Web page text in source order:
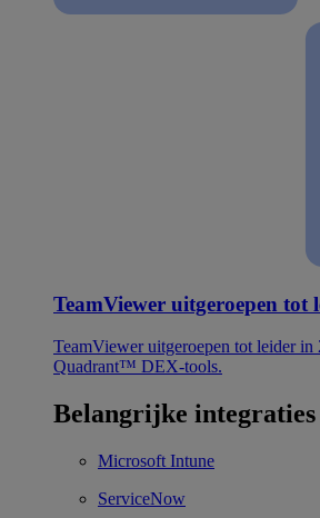
TeamViewer uitgeroepen tot
TeamViewer uitgeroepen tot leider
Quadrant™ DEX-tools.
Belangrijke integraties
Microsoft Intune
ServiceNow